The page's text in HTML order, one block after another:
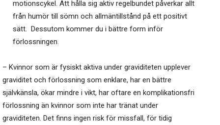
motionscykel. Att hålla sig aktiv regelbundet påverkar allt
från humör till sömn och allmäntillstånd på ett positivt
sätt. Dessutom kommer du i bättre form inför
förlossningen.
– Kvinnor som är fysiskt aktiva under graviditeten upplever
graviditet och förlossning som enklare, har en bättre
självkänsla, ökar mindre i vikt, har oftare en komplikationsfri
förlossning än kvinnor som inte har tränat under
graviditeten. Det finns ingen risk för missfall, för tidig